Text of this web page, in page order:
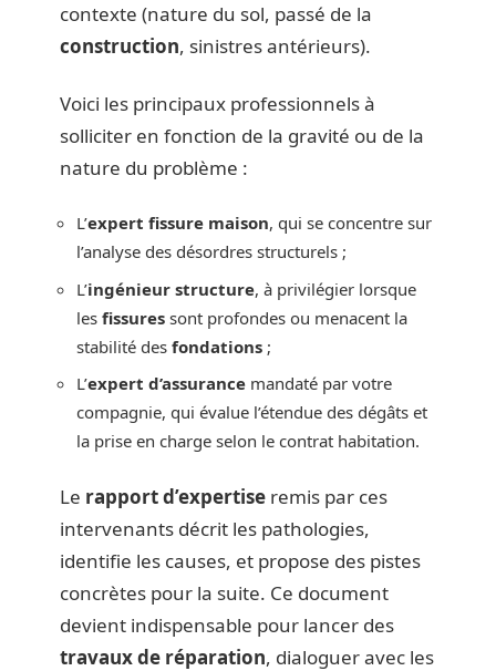
contexte (nature du sol, passé de la
construction, sinistres antérieurs).
Voici les principaux professionnels à
solliciter en fonction de la gravité ou de la
nature du problème :
L’expert fissure maison, qui se concentre sur
l’analyse des désordres structurels ;
L’ingénieur structure, à privilégier lorsque
les fissures sont profondes ou menacent la
stabilité des fondations ;
L’expert d’assurance mandaté par votre
compagnie, qui évalue l’étendue des dégâts et
la prise en charge selon le contrat habitation.
Le rapport d’expertise remis par ces
intervenants décrit les pathologies,
identifie les causes, et propose des pistes
concrètes pour la suite. Ce document
devient indispensable pour lancer des
travaux de réparation, dialoguer avec les